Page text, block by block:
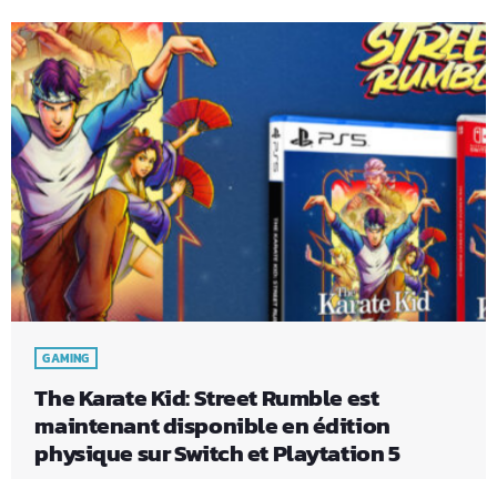
GAMING
The Karate Kid: Street Rumble est
maintenant disponible en édition
physique sur Switch et Playtation 5